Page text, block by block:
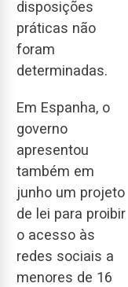
disposições
práticas não
foram
determinadas.
Em Espanha, o
governo
apresentou
também em
junho um projeto
de lei para proibir
o acesso às
redes sociais a
menores de 16